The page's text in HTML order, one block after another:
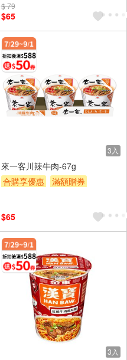
贈$200
$ 79
$65
3入
來一客川辣牛肉-67g
合購享優惠
滿額贈券
$65
3入